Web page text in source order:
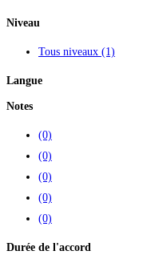
Niveau
Tous niveaux (1)
Langue
Notes
(0)
(0)
(0)
(0)
(0)
Durée de l'accord